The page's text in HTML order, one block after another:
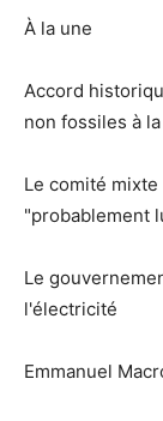
À la une
Accord
non fossiles à
Le comité
"probablement
Le
l'électricité
Emmanuel